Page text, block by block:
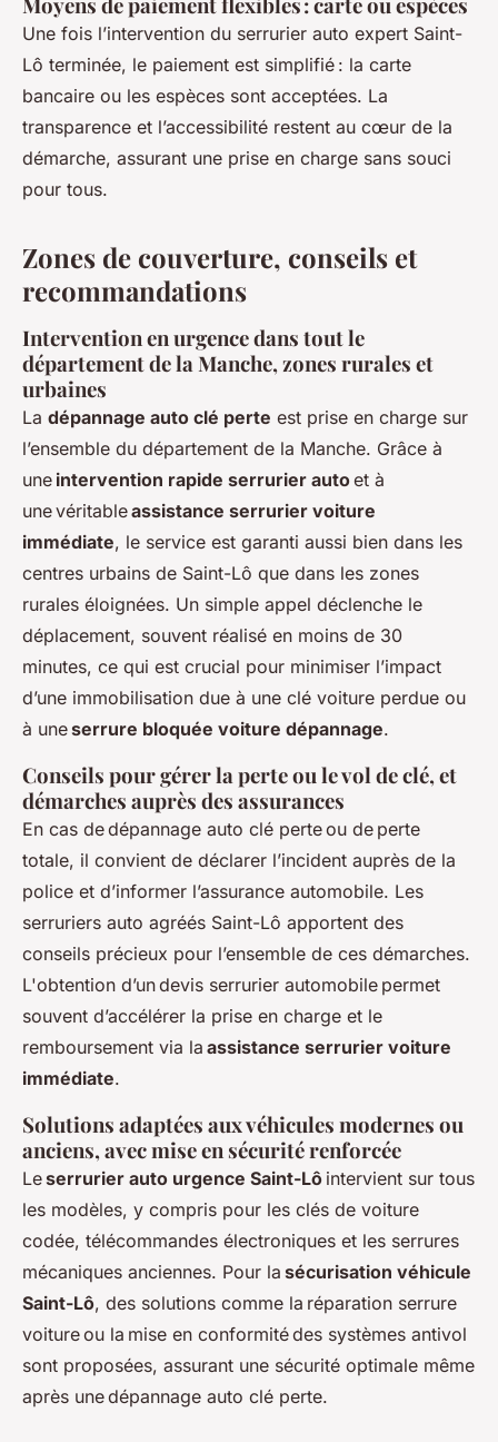
Une fois l’intervention du serrurier auto expert Saint-
Lô terminée, le paiement est simplifié : la carte
bancaire ou les espèces sont acceptées. La
transparence et l’accessibilité restent au cœur de la
démarche, assurant une prise en charge sans souci
pour tous.
Zones de couverture, conseils et
recommandations
Intervention en urgence dans tout le
département de la Manche, zones rurales et
urbaines
La dépannage auto clé perte est prise en charge sur
l’ensemble du département de la Manche. Grâce à
une intervention rapide serrurier autoet à
une véritableassistance serrurier voiture
immédiate, le service est garanti aussi bien dans les
centres urbains de Saint-Lô que dans les zones
rurales éloignées. Un simple appel déclenche le
déplacement, souvent réalisé en moins de 30
minutes, ce qui est crucial pour minimiser l’impact
d’une immobilisation due à une clé voiture perdue ou
à uneserrure bloquée voiture dépannage.
Conseils pour gérer la perte ou le vol de clé, et
démarches auprès des assurances
En cas de dépannage auto clé perte ou de perte
totale, il convient de déclarer l’incident auprès de la
police et d’informer l’assurance automobile. Les
serruriers auto agréés Saint-Lô apportent des
conseils précieux pour l’ensemble de ces démarches.
L'obtention d’un devis serrurier automobile permet
souvent d’accélérer la prise en charge et le
remboursement via la assistance serrurier voiture
immédiate.
Solutions adaptées aux véhicules modernes ou
anciens, avec mise en sécurité renforcée
Leserrurier auto urgence Saint-Lô intervient sur tous
les modèles, y compris pour les clés de voiture
codée, télécommandes électroniques et les serrures
mécaniques anciennes. Pour la sécurisation véhicule
Saint-Lô, des solutions comme la réparation serrure
voiture ou la mise en conformité des systèmes antivol
sont proposées, assurant une sécurité optimale même
après une dépannage auto clé perte.